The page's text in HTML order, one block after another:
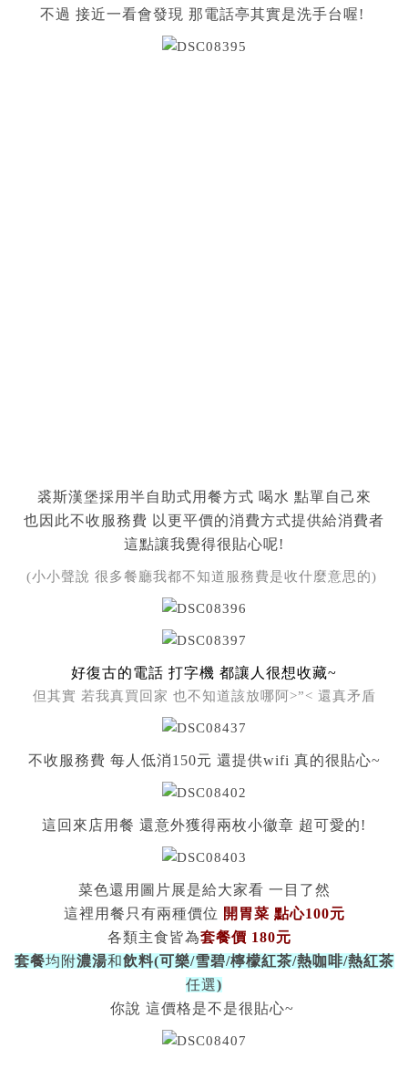
不過 接近一看會發現 那電話亭其實是洗手台喔!
裘斯漢堡採用半自助式用餐方式 喝水 點單自己來
也因此不收服務費 以更平價的消費方式提供給消費者
這點讓我覺得很貼心呢!
(小小聲說 很多餐廳我都不知道服務費是收什麼意思的)
好復古的電話 打字機 都讓人很想收藏~
但其實 若我真買回家 也不知道該放哪阿>”< 還真矛盾
不收服務費 每人低消150元 還提供wifi 真的很貼心~
這回來店用餐 還意外獲得兩枚小徽章 超可愛的!
菜色還用圖片展是給大家看 一目了然
這裡用餐只有兩種價位 開胃菜 點心100元
各類主食皆為套餐價 180元
套餐均附濃湯和飲料(可樂/雪碧/檸檬紅茶/熱咖啡/熱紅茶
任選)
你說 這價格是不是很貼心~